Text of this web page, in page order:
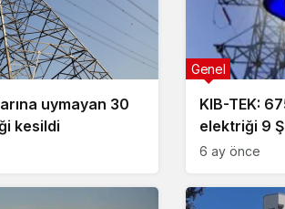
uymayan 30
kesildi
KIB-TEK:
elektriği 9
Genel
6 ay önce